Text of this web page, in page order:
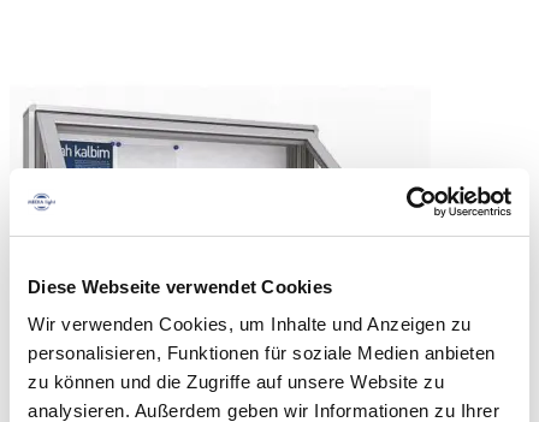
Diese Webseite verwendet Cookies
Wir verwenden Cookies, um Inhalte und Anzeigen zu
personalisieren, Funktionen für soziale Medien anbieten
zu können und die Zugriffe auf unsere Website zu
analysieren. Außerdem geben wir Informationen zu Ihrer